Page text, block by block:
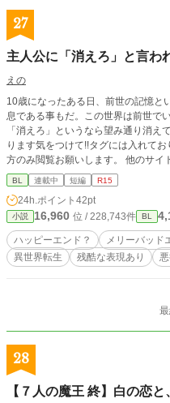
27
主人公に「消えろ」と言わ
えの
10歳になったある日、前世の記憶と
息である事もだ。この世界は前世で
「消えろ」というなら望み通り消
ります気をつけて!!タグには入れて
方のみ閲覧お願い
BL 連載中 短編 R15
24h.ポイント 42pt
小説 16,960 位 / 228,743件 BL
ハッピーエンド？ メリーバッド
異世界転生
残酷な表現あり
28
【７人の魔王 終】白の恋